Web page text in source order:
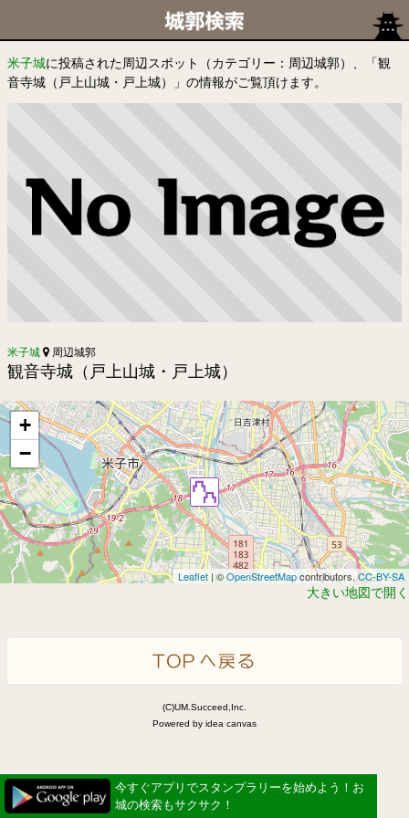
米子城に投稿された周辺スポット（カテゴリー：周辺城郭）、「観
音寺城（戸上山城・戸上城）」の情報がご覧頂けます。
米子城 周辺城郭
観音寺城（戸上山城・戸上城）
+
−
Leaflet | ©OpenStreetMapcontributors,CC-BY-SA
大きい地図で開く
(C)UM.Succeed,Inc.
Powered by idea canvas
今すぐアプリでスタンプラリーを始めよう！お
城の検索もサクサク！